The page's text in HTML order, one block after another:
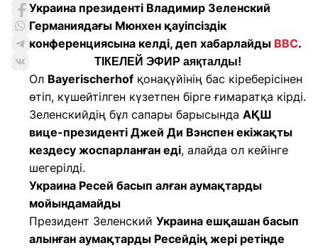
Украина президенті Владимир Зеленский
Германиядағы Мюнхен қауіпсіздік
конференциясына келді, деп хабарлайды BBC.
ТІКЕЛЕЙ ЭФИР аяқталды!
Ол Bayerischerhof қонақүйінің бас кіреберісінен
өтіп, күшейтілген күзетпен бірге ғимаратқа кірді.
Зеленскийдің бұл сапары барысында АҚШ
вице-президенті Джей Ди Вэнспен екіжақты
кездесу жоспарланған еді, алайда ол кейінге
шегерілді.
Украина Ресей басып алған аумақтарды
мойындамайды
Президент Зеленский Украина ешқашан басып
алынған аумақтарды Ресейдің жері ретінде